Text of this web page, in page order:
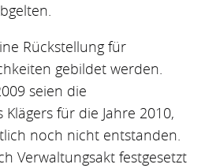
Rückstellung für
gebildet werden.
seien die
für die Jahre 2010,
noch nicht entstanden.
Verwaltungsakt festgesetzt